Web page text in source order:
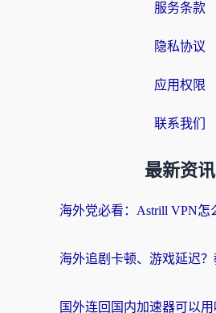
服务条款
隐私协议
应用权限
联系我们
最新资讯